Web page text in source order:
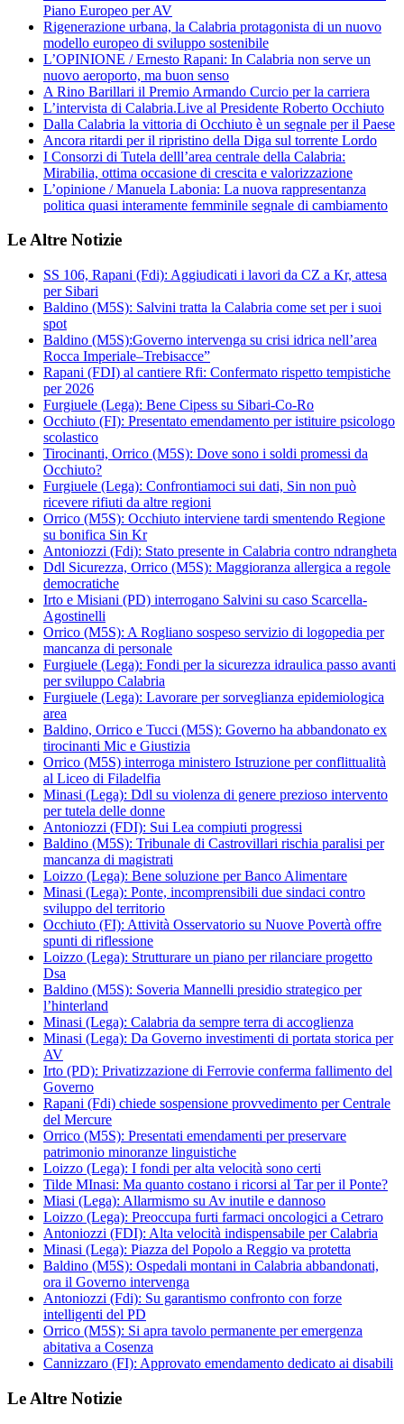
Piano Europeo per AV
Rigenerazione urbana, la Calabria protagonista di un nuovo
modello europeo di sviluppo sostenibile
L’OPINIONE / Ernesto Rapani: In Calabria non serve un
nuovo aeroporto, ma buon senso
A Rino Barillari il Premio Armando Curcio per la carriera
L’intervista di Calabria.Live al Presidente Roberto Occhiuto
Dalla Calabria la vittoria di Occhiuto è un segnale per il Paese
Ancora ritardi per il ripristino della Diga sul torrente Lordo
I Consorzi di Tutela delll’area centrale della Calabria:
Mirabilia, ottima occasione di crescita e valorizzazione
L’opinione / Manuela Labonia: La nuova rappresentanza
politica quasi interamente femminile segnale di cambiamento
Le Altre Notizie
SS 106, Rapani (Fdi): Aggiudicati i lavori da CZ a Kr, attesa
per Sibari
Baldino (M5S): Salvini tratta la Calabria come set per i suoi
spot
Baldino (M5S):Governo intervenga su crisi idrica nell’area
Rocca Imperiale–Trebisacce”
Rapani (FDI) al cantiere Rfi: Confermato rispetto tempistiche
per 2026
Furgiuele (Lega): Bene Cipess su Sibari-Co-Ro
Occhiuto (FI): Presentato emendamento per istituire psicologo
scolastico
Tirocinanti, Orrico (M5S): Dove sono i soldi promessi da
Occhiuto?
Furgiuele (Lega): Confrontiamoci sui dati, Sin non può
ricevere rifiuti da altre regioni
Orrico (M5S): Occhiuto interviene tardi smentendo Regione
su bonifica Sin Kr
Antoniozzi (Fdi): Stato presente in Calabria contro ndrangheta
Ddl Sicurezza, Orrico (M5S): Maggioranza allergica a regole
democratiche
Irto e Misiani (PD) interrogano Salvini su caso Scarcella-
Agostinelli
Orrico (M5S): A Rogliano sospeso servizio di logopedia per
mancanza di personale
Furgiuele (Lega): Fondi per la sicurezza idraulica passo avanti
per sviluppo Calabria
Furgiuele (Lega): Lavorare per sorveglianza epidemiologica
area
Baldino, Orrico e Tucci (M5S): Governo ha abbandonato ex
tirocinanti Mic e Giustizia
Orrico (M5S) interroga ministero Istruzione per conflittualità
al Liceo di Filadelfia
Minasi (Lega): Ddl su violenza di genere prezioso intervento
per tutela delle donne
Antoniozzi (FDI): Sui Lea compiuti progressi
Baldino (M5S): Tribunale di Castrovillari rischia paralisi per
mancanza di magistrati
Loizzo (Lega): Bene soluzione per Banco Alimentare
Minasi (Lega): Ponte, incomprensibili due sindaci contro
sviluppo del territorio
Occhiuto (FI): Attività Osservatorio su Nuove Povertà offre
spunti di riflessione
Loizzo (Lega): Strutturare un piano per rilanciare progetto
Dsa
Baldino (M5S): Soveria Mannelli presidio strategico per
l’hinterland
Minasi (Lega): Calabria da sempre terra di accoglienza
Minasi (Lega): Da Governo investimenti di portata storica per
AV
Irto (PD): Privatizzazione di Ferrovie conferma fallimento del
Governo
Rapani (Fdi) chiede sospensione provvedimento per Centrale
del Mercure
Orrico (M5S): Presentati emendamenti per preservare
patrimonio minoranze linguistiche
Loizzo (Lega): I fondi per alta velocità sono certi
Tilde MInasi: Ma quanto costano i ricorsi al Tar per il Ponte?
Miasi (Lega): Allarmismo su Av inutile e dannoso
Loizzo (Lega): Preoccupa furti farmaci oncologici a Cetraro
Antoniozzi (FDI): Alta velocità indispensabile per Calabria
Minasi (Lega): Piazza del Popolo a Reggio va protetta
Baldino (M5S): Ospedali montani in Calabria abbandonati,
ora il Governo intervenga
Antoniozzi (Fdi): Su garantismo confronto con forze
intelligenti del PD
Orrico (M5S): Si apra tavolo permanente per emergenza
abitativa a Cosenza
Cannizzaro (FI): Approvato emendamento dedicato ai disabili
Le Altre Notizie